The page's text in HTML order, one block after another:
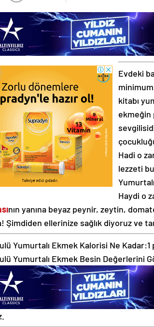
Evdeki
kitabı
ekmeğin
Hadi o
lezzeti
Haydi o
nın yanına beyaz peynir, zeytin,
Şimdiden ellerinize sağlık diyoruz ve
Yumurtalı Ekmek Kalorisi Ne Kadar:
Yumurtalı Ekmek Besin Değerlerini